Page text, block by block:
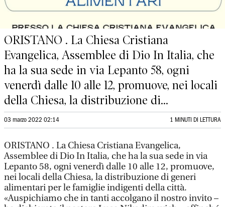
ORISTANO . La Chiesa Cristiana
Evangelica, Assemblee di Dio In Italia, che
ha la sua sede in via Lepanto 58, ogni
venerdì dalle 10 alle 12, promuove, nei locali
della Chiesa, la distribuzione di...
03 marzo 2022 02:14 1 MINUTI DI LETTURA
ORISTANO . La Chiesa Cristiana Evangelica,
Assemblee di Dio In Italia, che ha la sua sede in via
Lepanto 58, ogni venerdì dalle 10 alle 12, promuove,
nei locali della Chiesa, la distribuzione di generi
alimentari per le famiglie indigenti della città.
«Auspichiamo che in tanti accolgano il nostro invito –